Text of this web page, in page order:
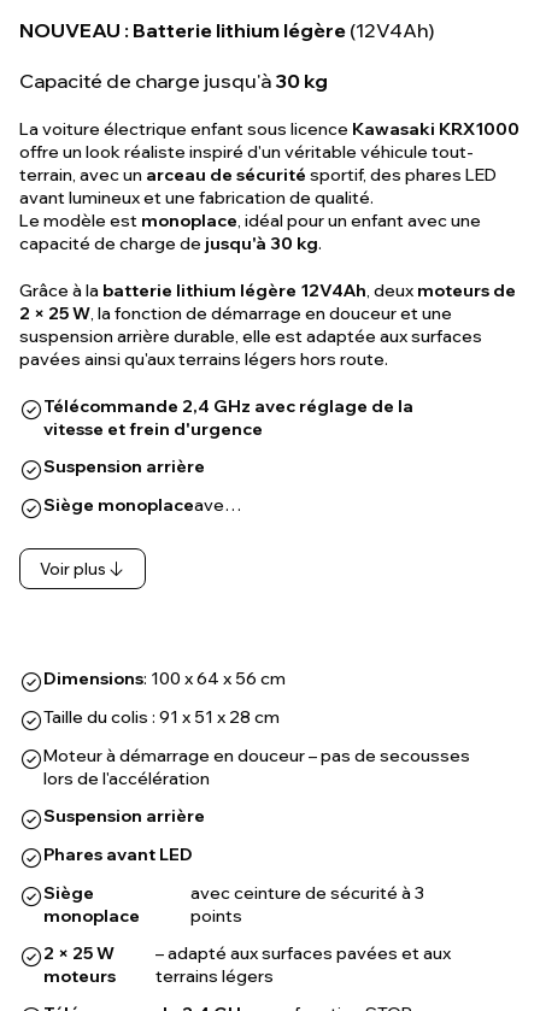
NOUVEAU : Batterie lithium légère (12V4Ah)
Capacité de charge jusqu'à 30 kg
La voiture électrique enfant sous licence Kawasaki KRX1000
offre un look réaliste inspiré d'un véritable véhicule tout-
terrain, avec un arceau de sécurité sportif, des phares LED
avant lumineux et une fabrication de qualité.
Le modèle est monoplace, idéal pour un enfant avec une
capacité de charge de jusqu'à 30 kg.
Grâce à la batterie lithium légère 12V4Ah, deux moteurs de
2 × 25 W, la fonction de démarrage en douceur et une
suspension arrière durable, elle est adaptée aux surfaces
pavées ainsi qu'aux terrains légers hors route.
Télécommande 2,4 GHz avec réglage de la
vitesse et frein d'urgence
Suspension arrière
Siège monoplaceave…
Voir plus
Dimensions: 100 x 64 x 56 cm
Taille du colis : 91 x 51 x 28 cm
Moteur à démarrage en douceur – pas de secousses
lors de l'accélération
Suspension arrière
Phares avant LED
Siège
monoplace
avec ceinture de sécurité à 3
points
2 × 25 W
moteurs
– adapté aux surfaces pavées et aux
terrains légers